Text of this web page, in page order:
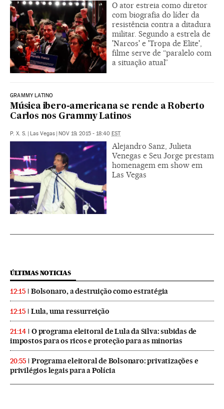
O ator estreia como diretor
com biografia do líder da
resistência contra a ditadura
militar. Segundo a estrela de
'Narcos' e 'Tropa de Elite',
filme serve de “paralelo com
a situação atual”
GRAMMY LATINO
Música ibero-americana se rende a Roberto
Carlos nos Grammy Latinos
P. X. S. Las Vegas NOV 19, 2015 - 18:40 EST
Alejandro Sanz, Julieta
Venegas e Seu Jorge prestam
homenagem em show em
Las Vegas
ÚLTIMAS NOTICIAS
12:15 Bolsonaro, a destruição como estratégia
12:15 Lula, uma ressurreição
21:14
O programa eleitoral de Lula da Silva: subidas de
impostos para os ricos e proteção para as minorias
20:55
Programa eleitoral de Bolsonaro: privatizações e
privilégios legais para a Polícia